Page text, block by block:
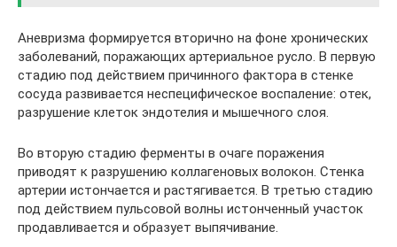
Аневризма формируется вторично на фоне хронических
заболеваний, поражающих артериальное русло. В первую
стадию под действием причинного фактора в стенке
сосуда развивается неспецифическое воспаление: отек,
разрушение клеток эндотелия и мышечного слоя.
Во вторую стадию ферменты в очаге поражения
приводят к разрушению коллагеновых волокон. Стенка
артерии истончается и растягивается. В третью стадию
под действием пульсовой волны истонченный участок
продавливается и образует выпячивание.